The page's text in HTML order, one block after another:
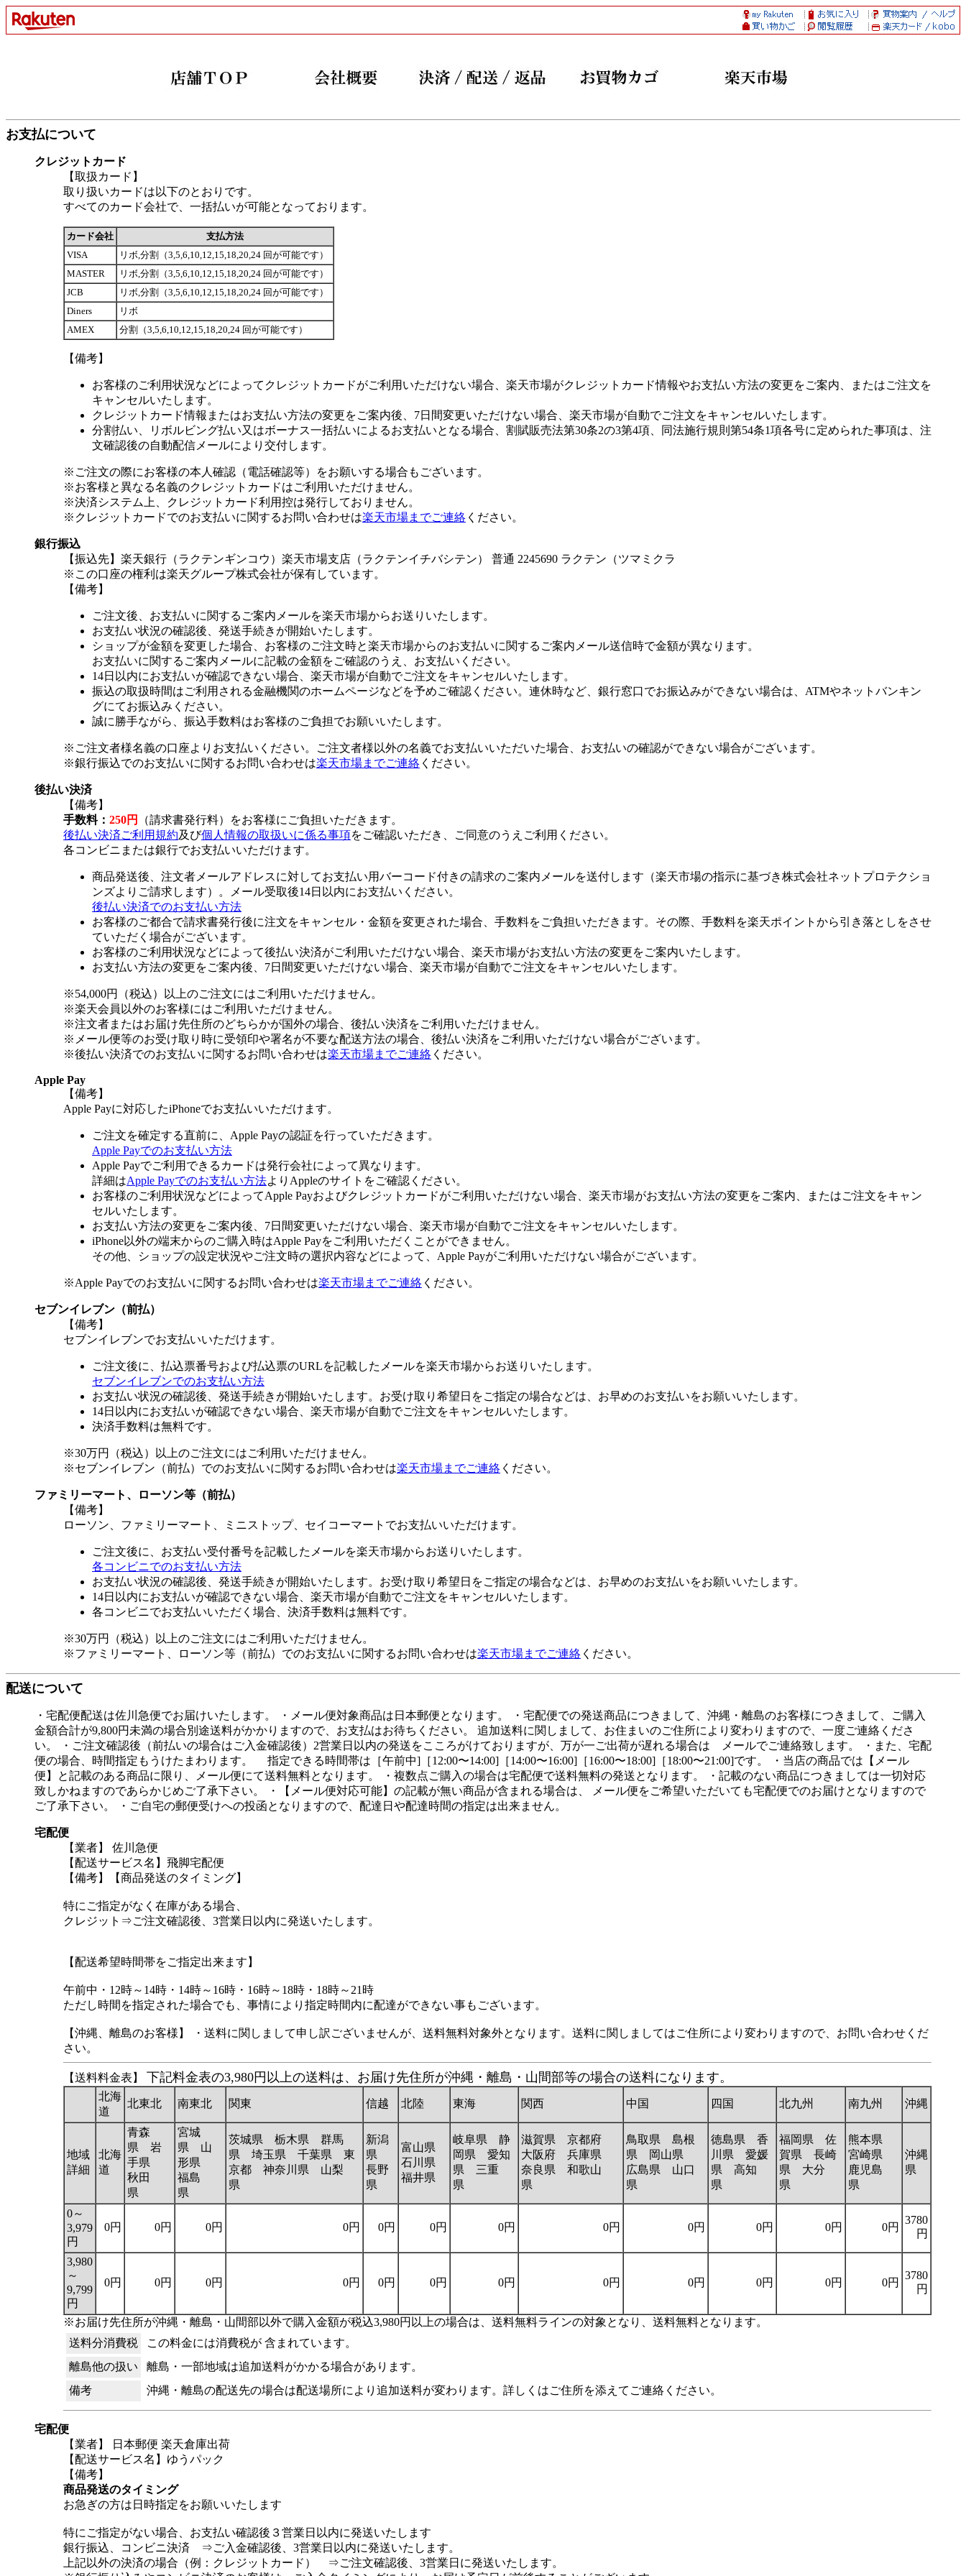
お支払について
クレジットカード
【取扱カード】
取り扱いカードは以下のとおりです。
すべてのカード会社で、一括払いが可能となっております。
カード会社
支払方法
VISA
リボ,分割（3,5,6,10,12,15,18,20,24 回が可能です）
MASTER
リボ,分割（3,5,6,10,12,15,18,20,24 回が可能です）
JCB
リボ,分割（3,5,6,10,12,15,18,20,24 回が可能です）
Diners
リボ
AMEX
分割（3,5,6,10,12,15,18,20,24 回が可能です）
【備考】
お客様のご利用状況などによってクレジットカードがご利用いただけない場合、楽天市場がクレジットカード情報やお支払い方法の変更をご案内、またはご注文を
キャンセルいたします。
クレジットカード情報またはお支払い方法の変更をご案内後、7日間変更いただけない場合、楽天市場が自動でご注文をキャンセルいたします。
分割払い、リボルビング払い又はボーナス一括払いによるお支払いとなる場合、割賦販売法第30条2の3第4項、同法施行規則第54条1項各号に定められた事項は、注
文確認後の自動配信メールにより交付します。
※ご注文の際にお客様の本人確認（電話確認等）をお願いする場合もございます。
※お客様と異なる名義のクレジットカードはご利用いただけません。
※決済システム上、クレジットカード利用控は発行しておりません。
※クレジットカードでのお支払いに関するお問い合わせは楽天市場までご連絡 ください。
銀行振込
【振込先】楽天銀行（ラクテンギンコウ）楽天市場支店（ラクテンイチバシテン） 普通 2245690 ラクテン（ツマミクラ
※この口座の権利は楽天グループ株式会社が保有しています。
【備考】
ご注文後、お支払いに関するご案内メールを楽天市場からお送りいたします。
お支払い状況の確認後、発送手続きが開始いたします。
ショップが金額を変更した場合、お客様のご注文時と楽天市場からのお支払いに関するご案内メール送信時で金額が異なります。
お支払いに関するご案内メールに記載の金額をご確認のうえ、お支払いください。
14日以内にお支払いが確認できない場合、楽天市場が自動でご注文をキャンセルいたします。
振込の取扱時間はご利用される金融機関のホームページなどを予めご確認ください。連休時など、銀行窓口でお振込みができない場合は、ATMやネットバンキン
グにてお振込みください。
誠に勝手ながら、振込手数料はお客様のご負担でお願いいたします。
※ご注文者様名義の口座よりお支払いください。ご注文者様以外の名義でお支払いいただいた場合、お支払いの確認ができない場合がございます。
※銀行振込でのお支払いに関するお問い合わせは楽天市場までご連絡 ください。
後払い決済
【備考】
手数料： 250円
（請求書発行料）をお客様にご負担いただきます。
後払い決済ご利用規約及び個人情報の取扱いに係る事項をご確認いただき、ご同意のうえご利用ください。
各コンビニまたは銀行でお支払いいただけます。
商品発送後、注文者メールアドレスに対してお支払い用バーコード付きの請求のご案内メールを送付します（楽天市場の指示に基づき株式会社ネットプロテクショ
ンズよりご請求します）。メール受取後14日以内にお支払いください。
後払い決済でのお支払い方法
お客様のご都合で請求書発行後に注文をキャンセル・金額を変更された場合、手数料をご負担いただきます。その際、手数料を楽天ポイントから引き落としをさせ
ていただく場合がございます。
お客様のご利用状況などによって後払い決済がご利用いただけない場合、楽天市場がお支払い方法の変更をご案内いたします。
お支払い方法の変更をご案内後、7日間変更いただけない場合、楽天市場が自動でご注文をキャンセルいたします。
※54,000円（税込）以上のご注文にはご利用いただけません。
※楽天会員以外のお客様にはご利用いただけません。
※注文者またはお届け先住所のどちらかが国外の場合、後払い決済をご利用いただけません。
※メール便等のお受け取り時に受領印や署名が不要な配送方法の場合、後払い決済をご利用いただけない場合がございます。
※後払い決済でのお支払いに関するお問い合わせは楽天市場までご連絡 ください。
Apple Pay
【備考】
Apple Payに対応したiPhoneでお支払いいただけます。
ご注文を確定する直前に、Apple Payの認証を行っていただきます。
Apple Payでのお支払い方法
Apple Payでご利用できるカードは発行会社によって異なります。
詳細はApple Payでのお支払い方法よりAppleのサイトをご確認ください。
お客様のご利用状況などによってApple Payおよびクレジットカードがご利用いただけない場合、楽天市場がお支払い方法の変更をご案内、またはご注文をキャン
セルいたします。
お支払い方法の変更をご案内後、7日間変更いただけない場合、楽天市場が自動でご注文をキャンセルいたします。
iPhone以外の端末からのご購入時はApple Payをご利用いただくことができません。
その他、ショップの設定状況やご注文時の選択内容などによって、Apple Payがご利用いただけない場合がございます。
※Apple Payでのお支払いに関するお問い合わせは楽天市場までご連絡 ください。
セブンイレブン（前払）
【備考】
セブンイレブンでお支払いいただけます。
ご注文後に、払込票番号および払込票のURLを記載したメールを楽天市場からお送りいたします。
セブンイレブンでのお支払い方法
お支払い状況の確認後、発送手続きが開始いたします。お受け取り希望日をご指定の場合などは、お早めのお支払いをお願いいたします。
14日以内にお支払いが確認できない場合、楽天市場が自動でご注文をキャンセルいたします。
決済手数料は無料です。
※30万円（税込）以上のご注文にはご利用いただけません。
※セブンイレブン（前払）でのお支払いに関するお問い合わせは楽天市場までご連絡 ください。
ファミリーマート、ローソン等（前払）
【備考】
ローソン、ファミリーマート、ミニストップ、セイコーマートでお支払いいただけます。
ご注文後に、お支払い受付番号を記載したメールを楽天市場からお送りいたします。
各コンビニでのお支払い方法
お支払い状況の確認後、発送手続きが開始いたします。お受け取り希望日をご指定の場合などは、お早めのお支払いをお願いいたします。
14日以内にお支払いが確認できない場合、楽天市場が自動でご注文をキャンセルいたします。
各コンビニでお支払いいただく場合、決済手数料は無料です。
※30万円（税込）以上のご注文にはご利用いただけません。
※ファミリーマート、ローソン等（前払）でのお支払いに関するお問い合わせは楽天市場までご連絡 ください。
配送について
・宅配便配送は佐川急便でお届けいたします。 ・メール便対象商品は日本郵便となります。 ・宅配便での発送商品につきまして、沖縄・離島のお客様につきまして、ご購入
金額合計が9,800円未満の場合別途送料がかかりますので、お支払はお待ちください。 追加送料に関しまして、お住まいのご住所により変わりますので、一度ご連絡くださ
い。 ・ご注文確認後（前払いの場合はご入金確認後）2営業日以内の発送をこころがけておりますが、万が一ご出荷が遅れる場合は メールでご連絡致します。 ・また、宅配
便の場合、時間指定もうけたまわります。 指定できる時間帯は［午前中]［12:00〜14:00]［14:00〜16:00]［16:00〜18:00]［18:00〜21:00]です。 ・当店の商品では【メール
便】と記載のある商品に限り、メール便にて送料無料となります。 ・複数点ご購入の場合は宅配便で送料無料の発送となります。 ・記載のない商品につきましては一切対応
致しかねますのであらかじめご了承下さい。 ・【メール便対応可能】の記載が無い商品が含まれる場合は、 メール便をご希望いただいても宅配便でのお届けとなりますので
ご了承下さい。 ・ご自宅の郵便受けへの投函となりますので、配達日や配達時間の指定は出来ません。
宅配便
【業者】 佐川急便
【配送サービス名】飛脚宅配便
【備考】【商品発送のタイミング】
特にご指定がなく在庫がある場合、
クレジット⇒ご注文確認後、3営業日以内に発送いたします。
【配送希望時間帯をご指定出来ます】
午前中・12時～14時・14時～16時・16時～18時・18時～21時
ただし時間を指定された場合でも、事情により指定時間内に配達ができない事もございます。
【沖縄、離島のお客様】 ・送料に関しまして申し訳ございませんが、送料無料対象外となります。送料に関しましてはご住所により変わりますので、お問い合わせくだ
さい。
【送料料金表】 下記料金表の3,980円以上の送料は、お届け先住所が沖縄・離島・山間部等の場合の送料になります。
北海
道
北東北 南東北 関東 信越 北陸 東海 関西 中国 四国 北九州 南九州 沖縄
地域
詳細
北海
道
青森
県 岩
手県
秋田
県
宮城
県 山
形県
福島
県
茨城県 栃木県 群馬
県 埼玉県 千葉県 東
京都 神奈川県 山梨
県
新潟
県
長野
県
富山県
石川県
福井県
岐阜県 静
岡県 愛知
県 三重
県
滋賀県 京都府
大阪府 兵庫県
奈良県 和歌山
県
鳥取県 島根
県 岡山県
広島県 山口
県
徳島県 香
川県 愛媛
県 高知
県
福岡県 佐
賀県 長崎
県 大分
県
熊本県
宮崎県
鹿児島
県
沖縄
県
0～
3,979
円
0円 0円 0円 0円 0円 0円 0円 0円 0円 0円 0円 0円
3780
円
3,980
～
9,799
円
0円 0円 0円 0円 0円 0円 0円 0円 0円 0円 0円 0円
3780
円
※お届け先住所が沖縄・離島・山間部以外で購入金額が税込3,980円以上の場合は、送料無料ラインの対象となり、送料無料となります。
送料分消費税
この料金には消費税が 含まれています。
離島他の扱い
離島・一部地域は追加送料がかかる場合があります。
備考
沖縄・離島の配送先の場合は配送場所により追加送料が変わります。詳しくはご住所を添えてご連絡ください。
宅配便
【業者】 日本郵便 楽天倉庫出荷
【配送サービス名】ゆうパック
【備考】
商品発送のタイミング
お急ぎの方は日時指定をお願いいたします
特にご指定がない場合、お支払い確認後３営業日以内に発送いたします
銀行振込、コンビニ決済 ⇒ご入金確認後、3営業日以内に発送いたします。
上記以外の決済の場合（例：クレジットカード） ⇒ご注文確認後、3営業日に発送いたします。